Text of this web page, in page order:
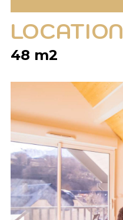
48 m2